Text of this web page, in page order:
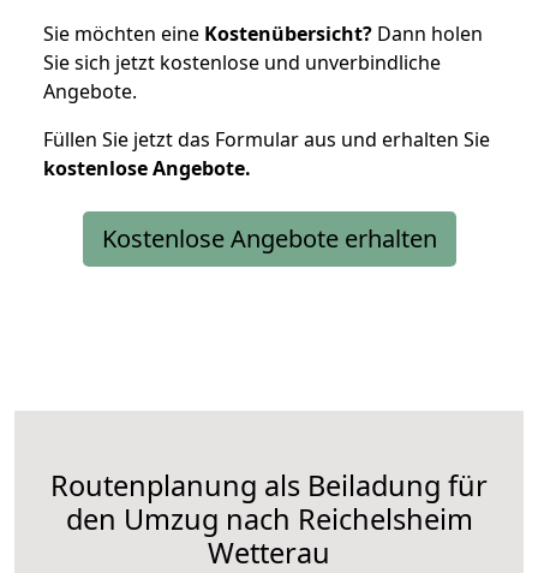
Sie möchten eine Kostenübersicht? Dann holen
Sie sich jetzt kostenlose und unverbindliche
Angebote.
Füllen Sie jetzt das Formular aus und erhalten Sie
kostenloseAngebote.
Kostenlose Angebote erhalten
Routenplanung als Beiladung für
den Umzug nach Reichelsheim
Wetterau